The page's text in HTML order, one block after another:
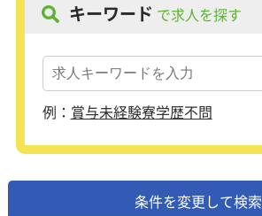
キーワード で求人を探す
例： 賞与未経験寮学歴不問
条件を変更して検索